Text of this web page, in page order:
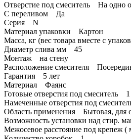
Отверстие под смеситель На одно
С переливом Да
Серия N
Материал упаковки Картон
Масса, кг (вес товара вместе с
Диаметр слива мм 45
Монтаж на стену
Расположение смесителя
Гарантия 5 лет
Материал Фаянс
Готовые отверстия под смеситель 1
Намеченные отверстия под
Область применения Бытовая, для
Возможность установки над стир.
Межосевое расстояние под крепеж